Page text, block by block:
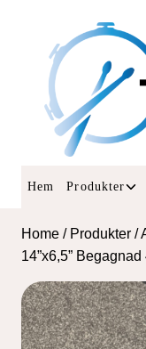
content
Hem Produkter
Home / Produkter /
14”x6,5”